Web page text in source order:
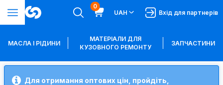
0
UAH
Вхід для партнерів
МАСЛА І РІДИНИ
МАТЕРІАЛИ ДЛЯ
КУЗОВНОГО РЕМОНТУ
ЗАПЧАСТИНИ
Для отримання оптових цін, пройдіть,